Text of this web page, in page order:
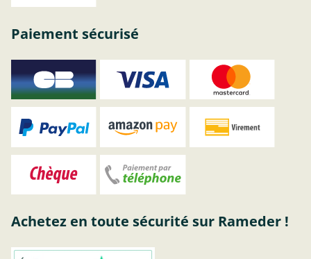
Paiement sécurisé
Achetez en toute sécurité sur Rameder !